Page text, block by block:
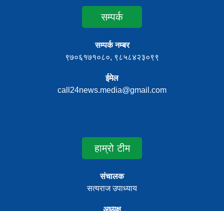
सम्पर्क
सम्पर्क नम्बर
९७०६१७१०८०, ९८५८४२३०९९
ईमेल
call24news.media@gmail.com
हाम्रो टीम
संचालक
सत्यराज उपाध्याय
अध्यक्ष